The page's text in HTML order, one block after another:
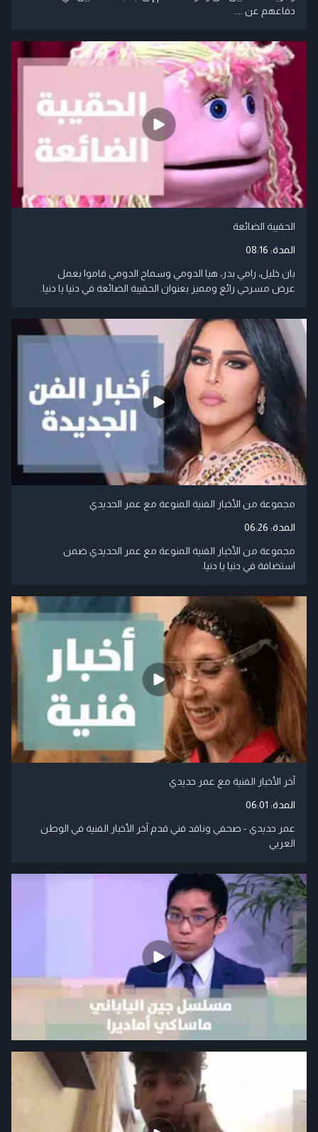
دفاعهم عن ....
الحقيبة الضائعة
المدة: 08:16
بان خليل، رامي بدر، هيا الدومي وسماح الدومي قاموا بعمل
عرض مسرحي رائع ومميز بعنوان الحقيبة الضائعة في دنيا يا دنيا.
مجموعة من الأخبار الفنية المنوعة مع عمر الحديدي
المدة: 06:26
مجموعة من الأخبار الفنية المنوعة مع عمر الحديدي ضمن
استضافة في دنيا يا دنيا.
آخر الأخبار الفنية مع عمر حديدي
المدة: 06:01
عمر حديدي - صحفي وناقد فني قدم آخر الأخبار الفنية في الوطن
العربي